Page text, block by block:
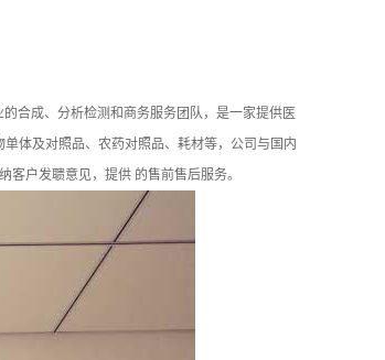
合成、分析检测和商务服务团队，是一家提供医
体及对照品、农药对照品、耗材等，公司与国内
户发聩意见，提供 的售前售后服务。